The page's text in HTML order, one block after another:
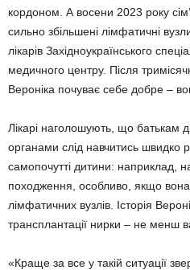
кордоном. А восени 2023 року
сильно збільшені лімфатичні
лікарів Західноукраїнського
медичного центру. Після
Вероніка почуває себе добре –
Лікарі наголошують, що батькам
органами слід навчитись швидко
самопочутті дитини: наприклад,
походження, особливо, якщо вона
лімфатичних вузлів. Історія
трансплантації нирки – не менш
«Краще за все у такій ситуації